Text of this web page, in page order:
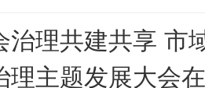
治理共建共享 市
理主题发展大会